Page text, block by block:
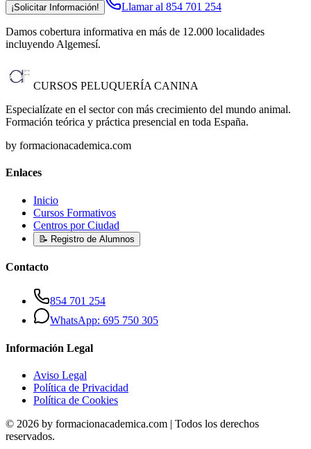
¡Solicitar Información! Llamar al 854 701 254
Damos cobertura informativa en más de 12.000 localidades
incluyendo Algemesí.
CURSOS PELUQUERÍA CANINA
Especialízate en el sector con más crecimiento del mundo animal.
Formación teórica y práctica presencial en toda España.
by formacionacademica.com
Enlaces
Inicio
Cursos Formativos
Centros por Ciudad
📝 Registro de Alumnos
Contacto
854 701 254
WhatsApp: 695 750 305
Información Legal
Aviso Legal
Política de Privacidad
Política de Cookies
© 2026 by formacionacademica.com | Todos los derechos
reservados.